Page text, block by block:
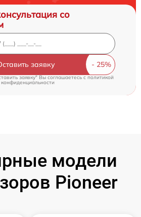
со
заявку
заявку" Вы соглашаетесь cполитикой
конфиденциальности
модели
Pioneer